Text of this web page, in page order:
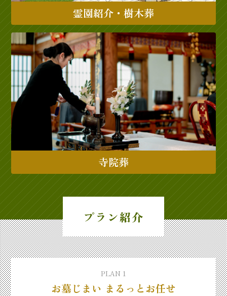
霊園紹介・樹木葬
寺院葬
プラン紹介
PLAN 1
お墓じまい まるっとお任せ